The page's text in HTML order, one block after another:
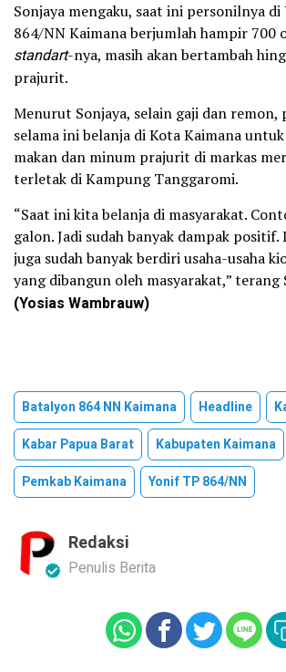
Sonjaya mengaku, saat ini personilnya di
864/NN Kaimana berjumlah hampir 700
standart-nya, masih akan bertambah
prajurit.
Menurut Sonjaya, selain gaji dan remon,
selama ini belanja di Kota Kaimana
makan dan minum prajurit di markas
terletak di Kampung Tanggaromi.
“Saat ini kita belanja di masyarakat.
galon. Jadi sudah banyak dampak positif.
juga sudah banyak berdiri usaha-usaha
yang dibangun oleh masyarakat,” terang
(Yosias Wambrauw)
Batalyon 864 NN Kaimana Headline
Kabar Papua Barat
Kabupaten Kaimana
Pemkab Kaimana
Yonif TP 864/NN
Redaksi
Penulis Berita